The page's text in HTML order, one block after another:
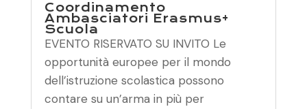
Coordinamento
Ambasciatori Erasmus+
Scuola
EVENTO RISERVATO SU INVITO Le
opportunità europee per il mondo
dell’istruzione scolastica possono
contare su un’arma in più per